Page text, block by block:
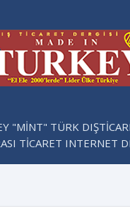
"MİNT" TÜRK
TİCARET INTERNET